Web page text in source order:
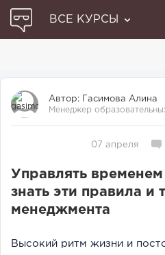
ВСЕ КУРСЫ
Автор: Гасимова Алина
Менеджер
07 апреля
Управлять временем
знать эти правила и
менеджмента
Высокий ритм жизни и